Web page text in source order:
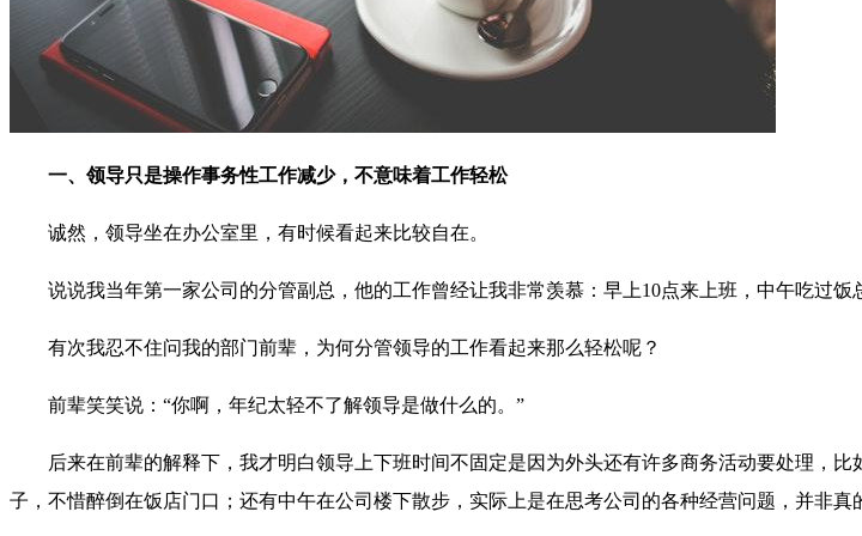
一、领导只是操作事务性工作减少，不意味着工作轻松
诚然，领导坐在办公室里，有时候看起来比较自在。
说说我当年第一家公司的分管副总，他的工作曾经让我非常羡慕：早上10点来上班，中午吃过饭
有次我忍不住问我的部门前辈，为何分管领导的工作看起来那么轻松呢？
前辈笑笑说：“你啊，年纪太轻不了解领导是做什么的。”
后来在前辈的解释下，我才明白领导上下班时间不固定是因为外头还有许多商务活动要处理，
子，不惜醉倒在饭店门口；还有中午在公司楼下散步，实际上是在思考公司的各种经营问题，并非真